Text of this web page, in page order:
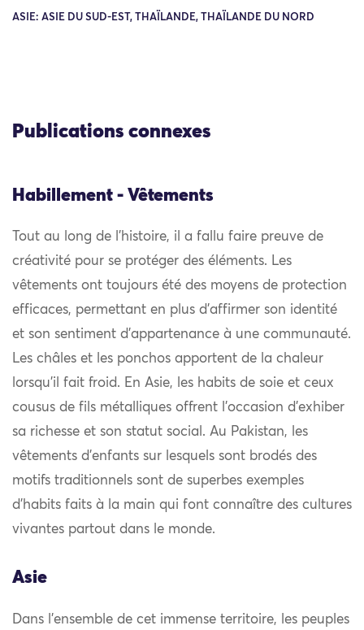
ASIE: ASIE DU SUD-EST, THAÏLANDE, THAÏLANDE DU NORD
Publications connexes
Habillement - Vêtements
Tout au long de l’histoire, il a fallu faire preuve de
créativité pour se protéger des éléments. Les
vêtements ont toujours été des moyens de protection
efficaces, permettant en plus d’affirmer son identité
et son sentiment d’appartenance à une communauté.
Les châles et les ponchos apportent de la chaleur
lorsqu’il fait froid. En Asie, les habits de soie et ceux
cousus de fils métalliques offrent l’occasion d’exhiber
sa richesse et son statut social. Au Pakistan, les
vêtements d’enfants sur lesquels sont brodés des
motifs traditionnels sont de superbes exemples
d’habits faits à la main qui font connaître des cultures
vivantes partout dans le monde.
Asie
Dans l’ensemble de cet immense territoire, les peuples